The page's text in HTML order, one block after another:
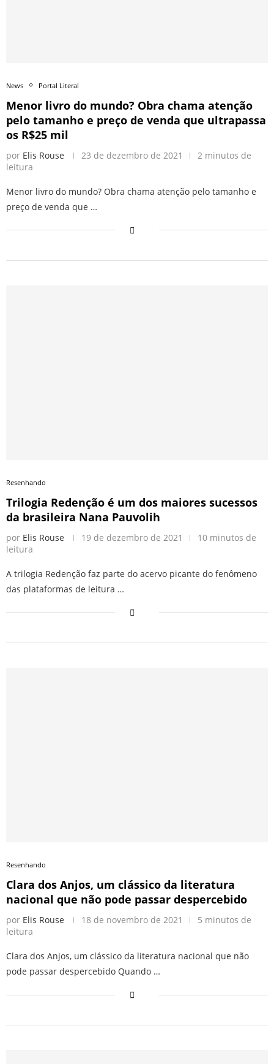
News Portal Literal
Menor livro do mundo? Obra chama atenção
pelo tamanho e preço de venda que ultrapassa
os R$25 mil
por Elis Rouse 23 de dezembro de 2021
2 minutos de
leitura
Menor livro do mundo? Obra chama atenção pelo tamanho e
preço de venda que …
Resenhando
Trilogia Redenção é um dos maiores sucessos
da brasileira Nana Pauvolih
por Elis Rouse 19 de dezembro de 2021
10 minutos de
leitura
A trilogia Redenção faz parte do acervo picante do fenômeno
das plataformas de leitura …
Resenhando
Clara dos Anjos, um clássico da literatura
nacional que não pode passar despercebido
por Elis Rouse 18 de novembro de 2021
5 minutos de
leitura
Clara dos Anjos, um clássico da literatura nacional que não
pode passar despercebido Quando …